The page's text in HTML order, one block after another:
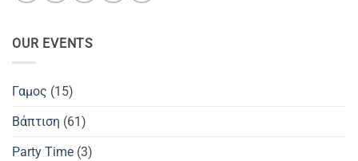
OUR EVENTS
Γαμος (15)
Βάπτιση (61)
Party Time (3)